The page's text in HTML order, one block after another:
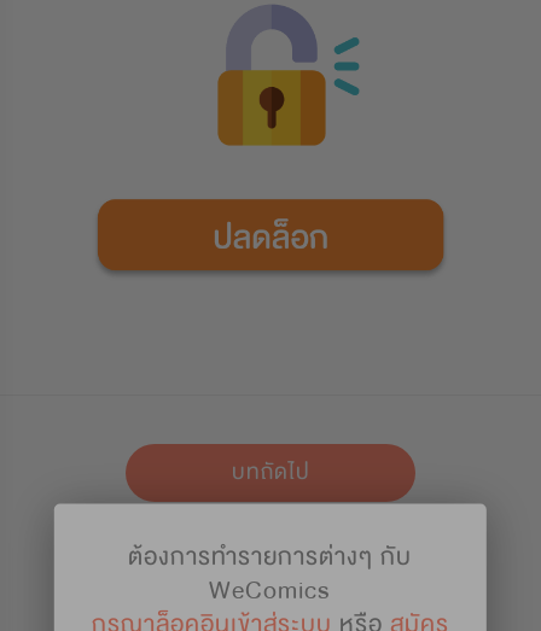
บทถัดไป
เก็บไว้อ่าน
ต้องการทำรายการต่างๆ กับ
WeComics